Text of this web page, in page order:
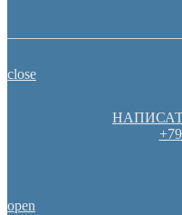
close
open